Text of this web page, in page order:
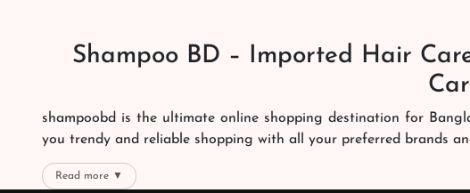
Shampoo BD – Imported Hair
shampoobd is the ultimate online shopping destination for
you trendy and reliable shopping with all your preferred brands
We offer our customers with memorable online shopping
Read more ▼